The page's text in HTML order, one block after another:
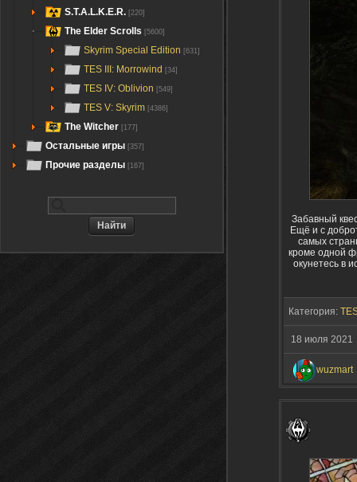
S.T.A.L.K.E.R. [220]
The Elder Scrolls [5600]
Skyrim Special Edition [631]
TES III: Morrowind [34]
TES IV: Oblivion [549]
TES V: Skyrim [4386]
The Witcher [177]
Остальные игры [357]
Прочие разделы [167]
Забавный
Ещё и с
самых
кроме одной
окунетесь в
Категория:
18 июля 2021
wuzmart